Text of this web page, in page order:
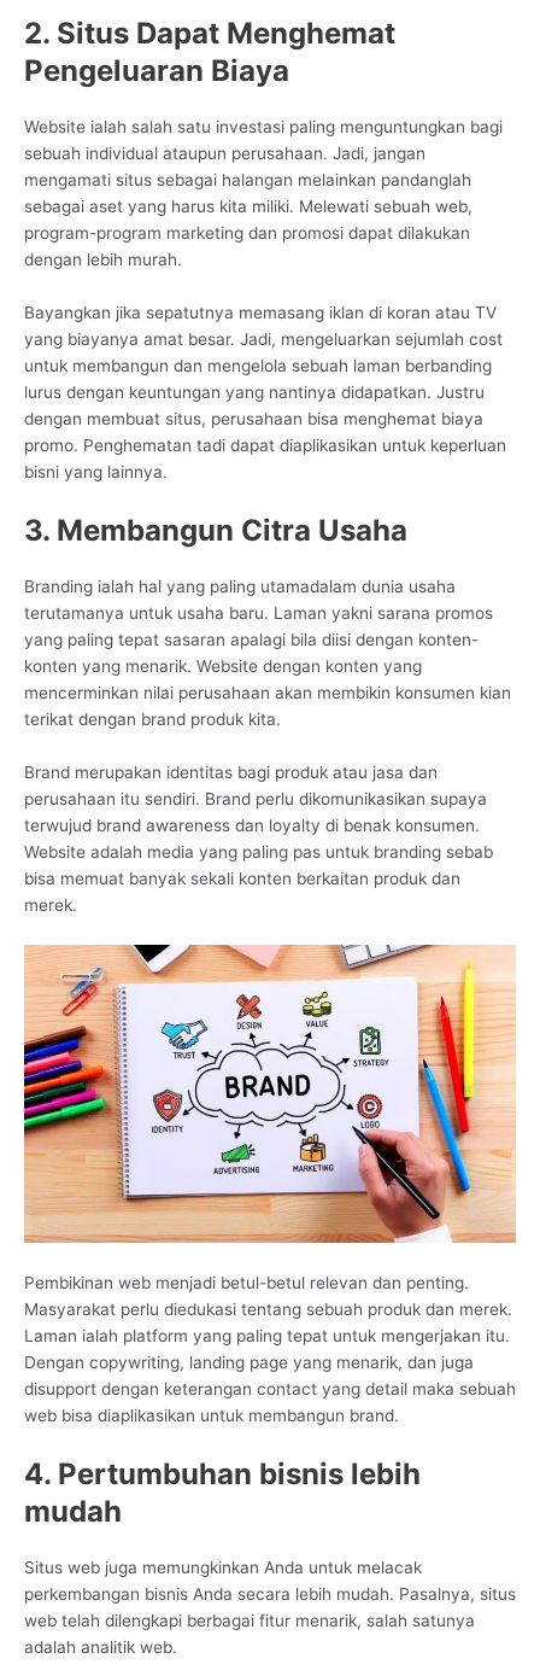
2. Situs Dapat Menghemat
Pengeluaran Biaya
Website ialah salah satu investasi paling menguntungkan bagi
sebuah individual ataupun perusahaan. Jadi, jangan
mengamati situs sebagai halangan melainkan pandanglah
sebagai aset yang harus kita miliki. Melewati sebuah web,
program-program marketing dan promosi dapat dilakukan
dengan lebih murah.
Bayangkan jika sepatutnya memasang iklan di koran atau TV
yang biayanya amat besar. Jadi, mengeluarkan sejumlah cost
untuk membangun dan mengelola sebuah laman berbanding
lurus dengan keuntungan yang nantinya didapatkan. Justru
dengan membuat situs, perusahaan bisa menghemat biaya
promo. Penghematan tadi dapat diaplikasikan untuk keperluan
bisni yang lainnya.
3. Membangun Citra Usaha
Branding ialah hal yang paling utamadalam dunia usaha
terutamanya untuk usaha baru. Laman yakni sarana promos
yang paling tepat sasaran apalagi bila diisi dengan konten-
konten yang menarik. Website dengan konten yang
mencerminkan nilai perusahaan akan membikin konsumen kian
terikat dengan brand produk kita.
Brand merupakan identitas bagi produk atau jasa dan
perusahaan itu sendiri. Brand perlu dikomunikasikan supaya
terwujud brand awareness dan loyalty di benak konsumen.
Website adalah media yang paling pas untuk branding sebab
bisa memuat banyak sekali konten berkaitan produk dan
merek.
Pembikinan web menjadi betul-betul relevan dan penting.
Masyarakat perlu diedukasi tentang sebuah produk dan merek.
Laman ialah platform yang paling tepat untuk mengerjakan itu.
Dengan copywriting, landing page yang menarik, dan juga
disupport dengan keterangan contact yang detail maka sebuah
web bisa diaplikasikan untuk membangun brand.
4. Pertumbuhan bisnis lebih
mudah
Situs web juga memungkinkan Anda untuk melacak
perkembangan bisnis Anda secara lebih mudah. Pasalnya, situs
web telah dilengkapi berbagai fitur menarik, salah satunya
adalah analitik web.